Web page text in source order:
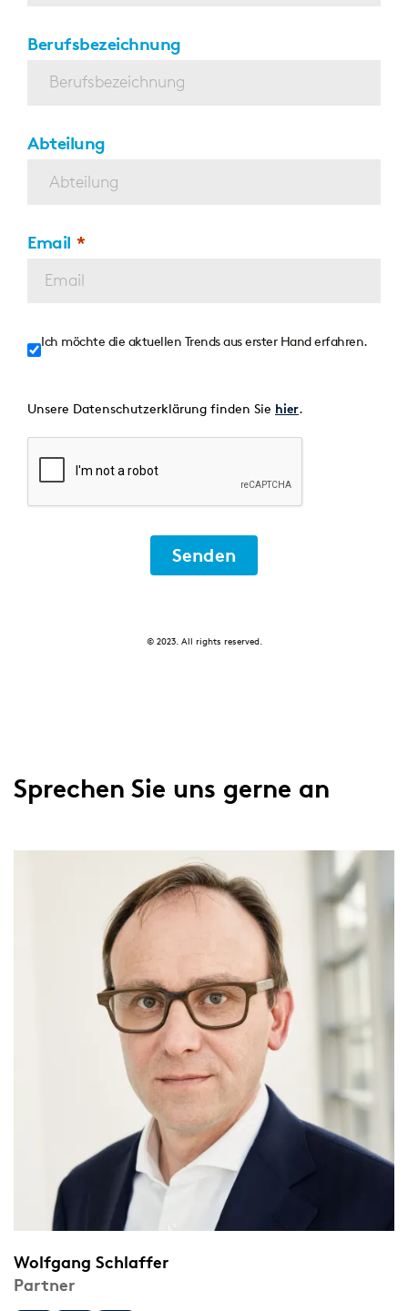
Berufsbezeichnung
Abteilung
Email
Ich möchte die aktuellen Trends aus erster Hand erfahren.
Unsere Datenschutzerklärung finden Sie hier.
Senden
© 2023. All rights reserved.
Sprechen Sie uns gerne an
Wolfgang Schlaffer
Partner